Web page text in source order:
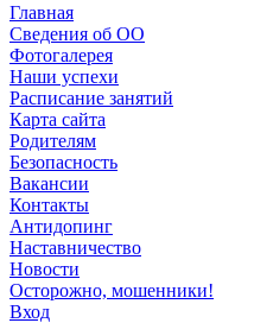
Главная
Сведения об ОО
Фотогалерея
Наши успехи
Расписание занятий
Карта сайта
Родителям
Безопасность
Вакансии
Контакты
Антидопинг
Наставничество
Новости
Осторожно, мошенники!
Вход